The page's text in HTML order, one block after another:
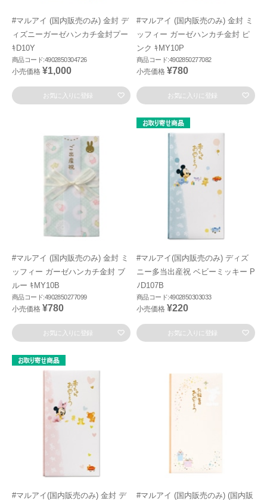
#マルアイ (国内販売のみ) 金封 デ
ィズニーガーゼハンカチ金封プー
ｷD10Y
商品コード:4902850304726
小売価格 ¥1,000
お気に入りに登録
#マルアイ (国内販売のみ) 金封 ミ
ッフィー ガーゼハンカチ金封 ピ
ンク ｷMY10P
商品コード:4902850277082
小売価格 ¥780
お気に入りに登録
#マルアイ (国内販売のみ) 金封 ミ
ッフィー ガーゼハンカチ金封 ブ
ルー ｷMY10B
商品コード:4902850277099
小売価格 ¥780
お気に入りに登録
#マルアイ(国内販売のみ) ディズ
ニー多当出産祝 ベビーミッキー P
ﾉD107B
商品コード:4902850303033
小売価格 ¥220
お気に入りに登録
#マルアイ(国内販売のみ) 金封 デ
#マルアイ (国内販売のみ) (国内販